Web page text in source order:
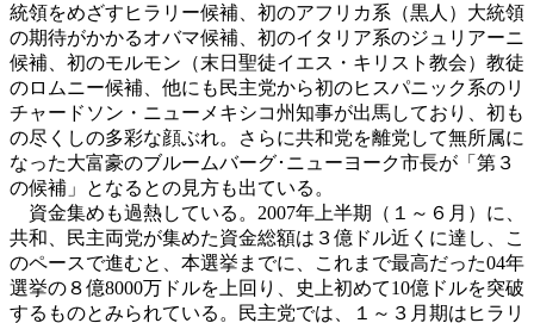
統領をめざすヒラリー候補、初のアフリカ系（黒人）大統領
の期待がかかるオバマ候補、初のイタリア系のジュリアーニ
候補、初のモルモン（末日聖徒イエス・キリスト教会）教徒
のロムニー候補、他にも民主党から初のヒスパニック系のリ
チャードソン・ニューメキシコ州知事が出馬しており、初も
の尽くしの多彩な顔ぶれ。さらに共和党を離党して無所属に
なった大富豪のブルームバーグ･ニューヨーク市長が「第３
の候補」となるとの見方も出ている。
資金集めも過熱している。2007年上半期（１～６月）に、
共和、民主両党が集めた資金総額は３億ドル近くに達し、こ
のペースで進むと、本選挙までに、これまで最高だった04年
選挙の８億8000万ドルを上回り、史上初めて10億ドルを突破
するものとみられている。民主党では、１～３月期はヒラリ